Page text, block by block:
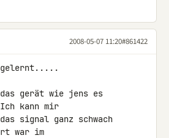
2008-05-07 11:20#861422
gelernt.....
gerät wie jens es
kann mir
signal ganz schwach
war im